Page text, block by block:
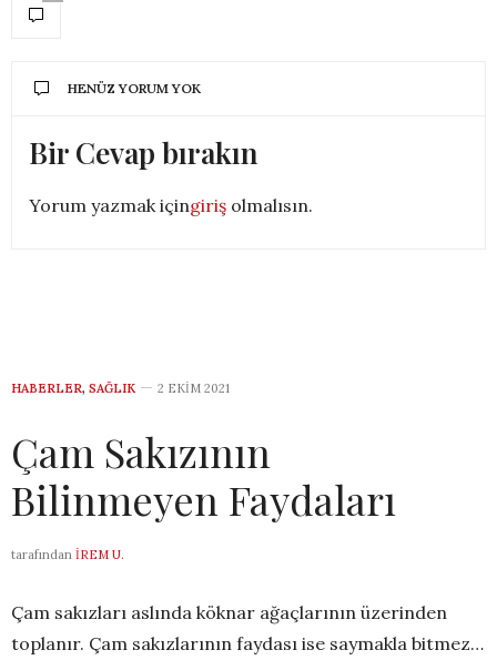
HENÜZ YORUM YOK
Bir Cevap bırakın
Yorum yazmak içingiriş olmalısın.
HABERLER, SAĞLIK 2 EKIM 2021
Çam Sakızının
Bilinmeyen Faydaları
tarafından İREM U.
Çam sakızları aslında köknar ağaçlarının üzerinden
toplanır. Çam sakızlarının faydası ise saymakla bitmez…